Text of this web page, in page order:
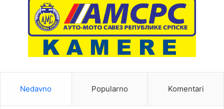
Nedavno Popularno Komentari